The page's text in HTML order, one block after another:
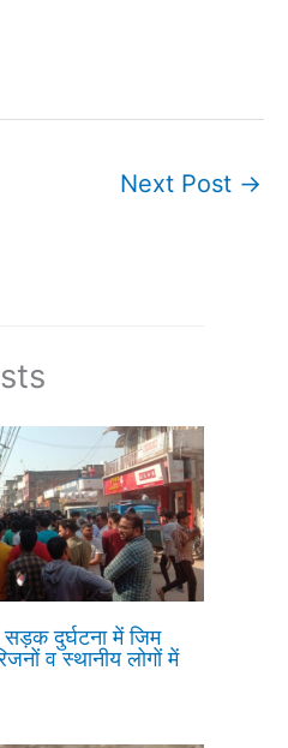
Next Post →
दुर्घटना में जिम
व स्थानीय लोगों में